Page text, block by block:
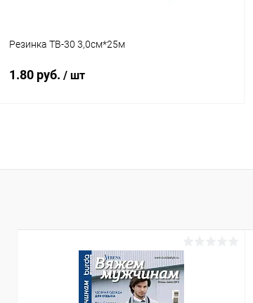
Резинка ТВ-30 3,0см*25м
1.80 руб. / шт
Купить в 1 клик Сравнение